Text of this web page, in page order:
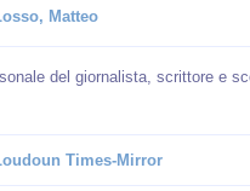
Matteo
del giornalista, scrittore e
Times-Mirror